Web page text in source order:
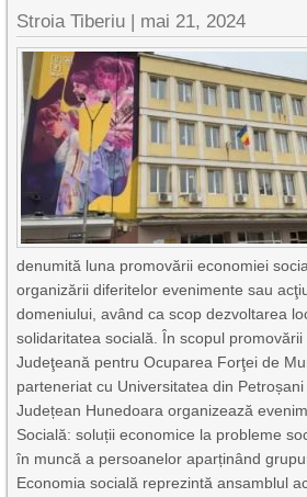
Stroia Tiberiu | mai 21, 2024
denumită luna promovării economiei
organizării diferitelor evenimente sau
domeniului, având ca scop dezvoltarea
solidaritatea socială. În scopul
Judeţeană pentru Ocuparea Forţei de
parteneriat cu Universitatea din
Județean Hunedoara organizează
Socială: soluții economice la probleme
în muncă a persoanelor aparținând
Economia socială reprezintă ansamblul